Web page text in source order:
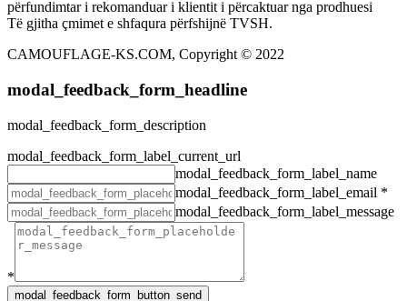
përfundimtar i rekomanduar i klientit i përcaktuar nga prodhuesi
Të gjitha çmimet e shfaqura përfshijnë TVSH.
CAMOUFLAGE-KS.COM, Copyright © 2022
modal_feedback_form_headline
modal_feedback_form_description
modal_feedback_form_label_current_url
modal_feedback_form_label_name
modal_feedback_form_label_email *
modal_feedback_form_label_message
*